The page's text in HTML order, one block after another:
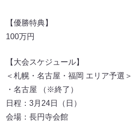
【優勝特典】
100万円
【大会スケジュール】
＜札幌・名古屋・福岡 エリア予選＞
・名古屋 （※終了）
日程：3月24日（日）
会場：長円寺会館